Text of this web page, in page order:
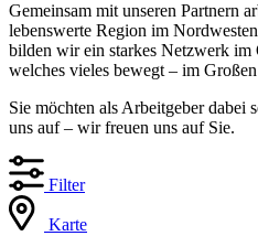
Gemeinsam mit unseren Partnern
lebenswerte Region im
bilden wir ein starkes Netzwerk im
welches vieles bewegt – im
Sie möchten als Arbeitgeber dabei
uns auf – wir freuen uns auf Sie.
Filter
Karte